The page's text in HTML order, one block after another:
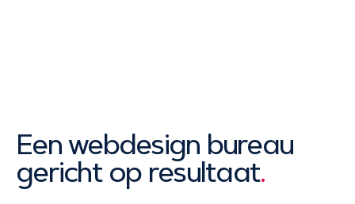
Een webdesign bureau
gericht op resultaat.